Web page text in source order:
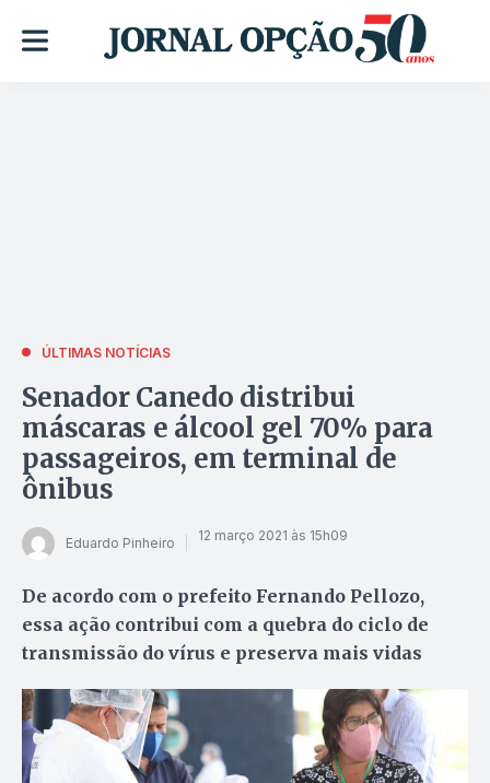
ÚLTIMAS NOTÍCIAS
Senador Canedo distribui
máscaras e álcool gel 70% para
passageiros, em terminal de
ônibus
Eduardo Pinheiro 12 março 2021 às 15h09
De acordo com o prefeito Fernando Pellozo,
essa ação contribui com a quebra do ciclo de
transmissão do vírus e preserva mais vidas